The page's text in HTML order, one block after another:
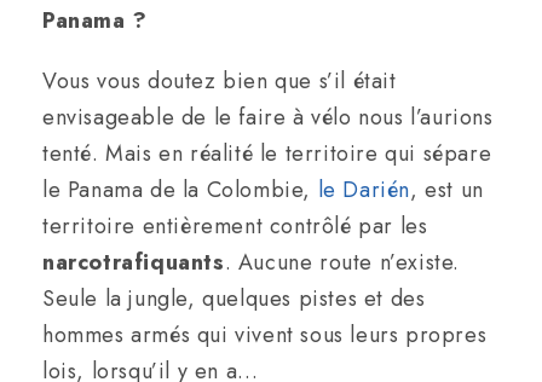
Panama ?
Vous vous doutez bien que s’il était
envisageable de le faire à vélo nous l’aurions
tenté. Mais en réalité le territoire qui sépare
le Panama de la Colombie, le Darién, est un
territoire entièrement contrôlé par les
narcotrafiquants. Aucune route n’existe.
Seule la jungle, quelques pistes et des
hommes armés qui vivent sous leurs propres
lois, lorsqu’il y en a…